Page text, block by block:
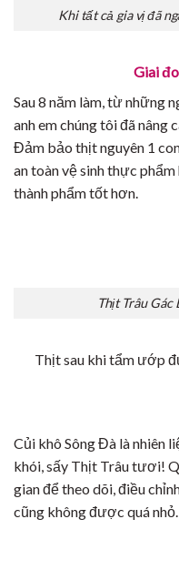
Khi tất cả gia vị đã
Giai
Sau 8 năm làm, từ những
anh em chúng tôi đã nâng
Đảm bảo thịt nguyên 1
an toàn vệ sinh thực
thành phẩm tốt hơn.
Thịt Trâu
Thịt sau khi tẩm ướp
Củi khô Sông Đà là nhiên
khói, sấy Thịt Trâu tươi!
gian để theo dõi, điều
cũng không được quá nhỏ.